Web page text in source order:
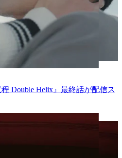
Double Helix』最終話が配信ス